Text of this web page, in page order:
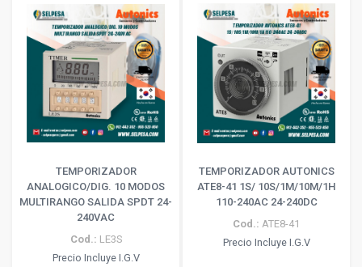
TEMPORIZADOR
ANALOGICO/DIG. 10 MODOS
MULTIRANGO SALIDA SPDT 24-
240VAC
Cod.: LE3S
Precio Incluye I.G.V
TEMPORIZADOR AUTONICS
ATE8-41 1S/ 10S/1M/10M/1H
110-240AC 24-240DC
Cod.: ATE8-41
Precio Incluye I.G.V